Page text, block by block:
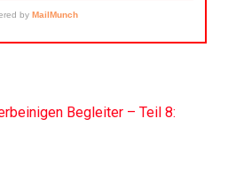
Begleiter – Teil 8: